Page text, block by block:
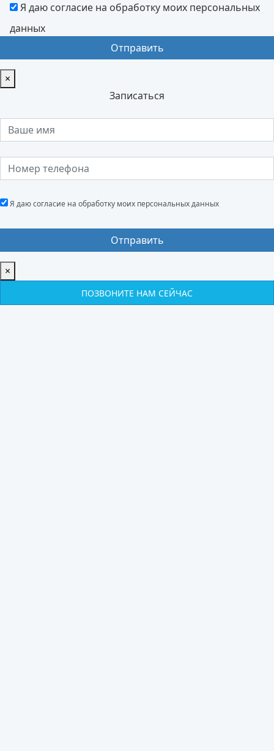
Я даю согласие на обработку моих персональных
данных
×
Записаться
Я даю согласие на обработку моих персональных данных
×
ПОЗВОНИТЕ НАМ СЕЙЧАС